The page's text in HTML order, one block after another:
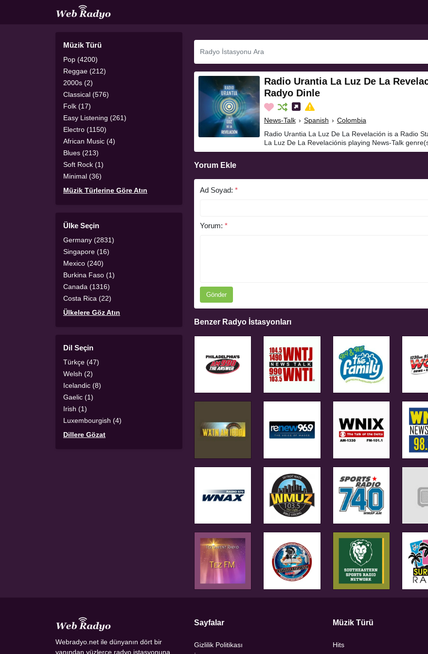
Müzik Türü
Pop (4200)
Reggae (212)
2000s (2)
Classical (576)
Folk (17)
Easy Listening (261)
Electro (1150)
African Music (4)
Blues (213)
Soft Rock (1)
Minimal (36)
Müzik Türlerine Göre Atın
Ülke Seçin
Germany (2831)
Singapore (16)
Mexico (240)
Burkina Faso (1)
Canada (1316)
Costa Rica (22)
Ülkelere Göz Atın
Dil Seçin
Türkçe (47)
Welsh (2)
Icelandic (8)
Gaelic (1)
Irish (1)
Luxembourgish (4)
Dillere Gözat
Radio Urantia La Luz De La
Radyo Dinle
News-Talk › Spanish › Colombia
Radio Urantia La Luz De La Revelación is a Radio
La Luz De La Revelaciónis playing News-Talk
Yorum Ekle
Ad Soyad: *
Yorum: *
Gönder
Benzer Radyo İstasyonları
Webradyo.net ile dünyanın dört bir
yanından yüzlerce radyo istasyonuna
Sayfalar
Gizlilik Politikası
Müzik Türü
Hits